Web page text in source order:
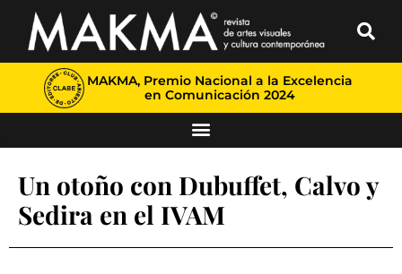
MAKMA, Premio Nacional a la Excelencia
en Comunicación 2024
Un otoño con Dubuffet, Calvo y
Sedira en el IVAM